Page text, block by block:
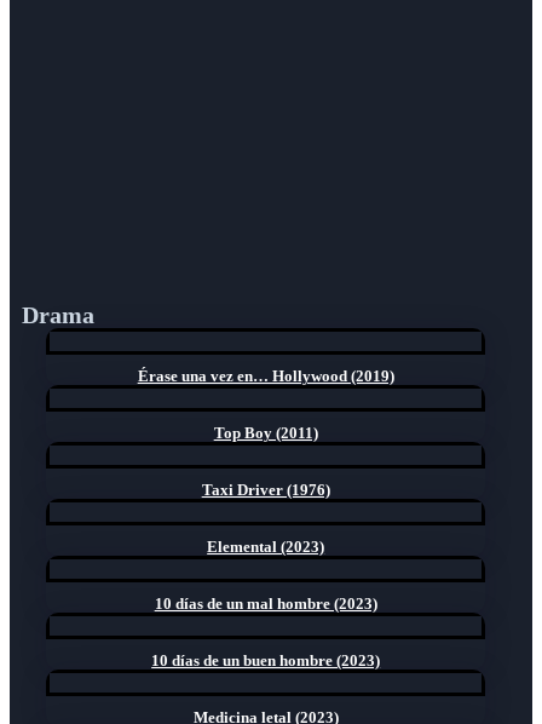
Drama
Érase una vez en… Hollywood (2019)
Top Boy (2011)
Taxi Driver (1976)
Elemental (2023)
10 días de un mal hombre (2023)
10 días de un buen hombre (2023)
Medicina letal (2023)